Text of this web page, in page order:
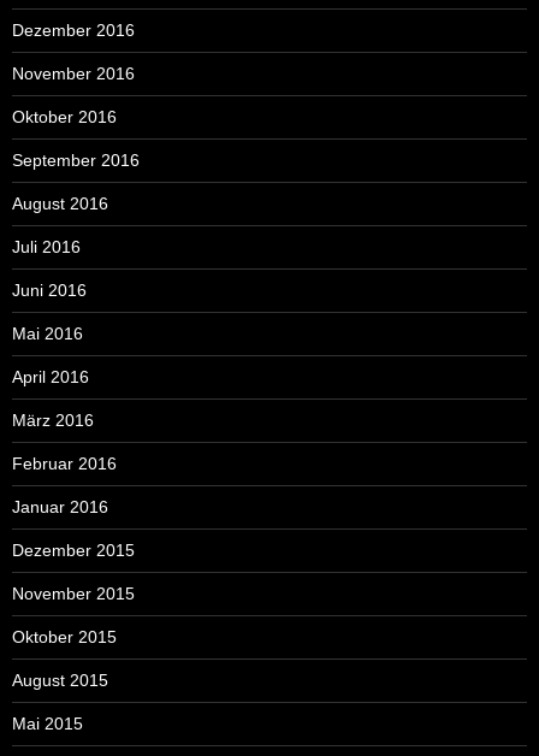
Dezember 2016
November 2016
Oktober 2016
September 2016
August 2016
Juli 2016
Juni 2016
Mai 2016
April 2016
März 2016
Februar 2016
Januar 2016
Dezember 2015
November 2015
Oktober 2015
August 2015
Mai 2015